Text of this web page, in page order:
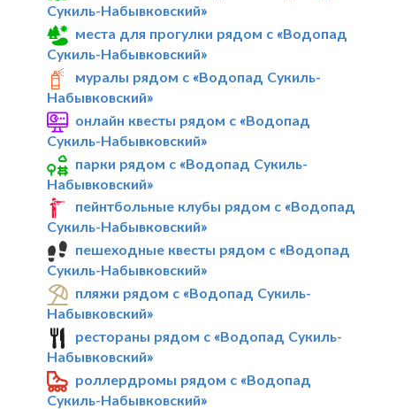
Сукиль-Набывковский»
места для прогулки рядом с «Водопад
Сукиль-Набывковский»
муралы рядом с «Водопад Сукиль-
Набывковский»
онлайн квесты рядом с «Водопад
Сукиль-Набывковский»
парки рядом с «Водопад Сукиль-
Набывковский»
пейнтбольные клубы рядом с «Водопад
Сукиль-Набывковский»
пешеходные квесты рядом с «Водопад
Сукиль-Набывковский»
пляжи рядом с «Водопад Сукиль-
Набывковский»
рестораны рядом с «Водопад Сукиль-
Набывковский»
роллердромы рядом с «Водопад
Сукиль-Набывковский»